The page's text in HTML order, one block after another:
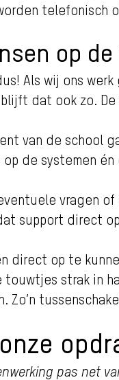
op
Als wij ons
dat ook zo.
van de school
de systemen
vragen
support direct
direct op te
strak in
Zo’n
pas net